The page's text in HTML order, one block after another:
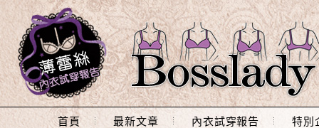
Main Menu
首頁 最新文章 內衣試穿報告 特別